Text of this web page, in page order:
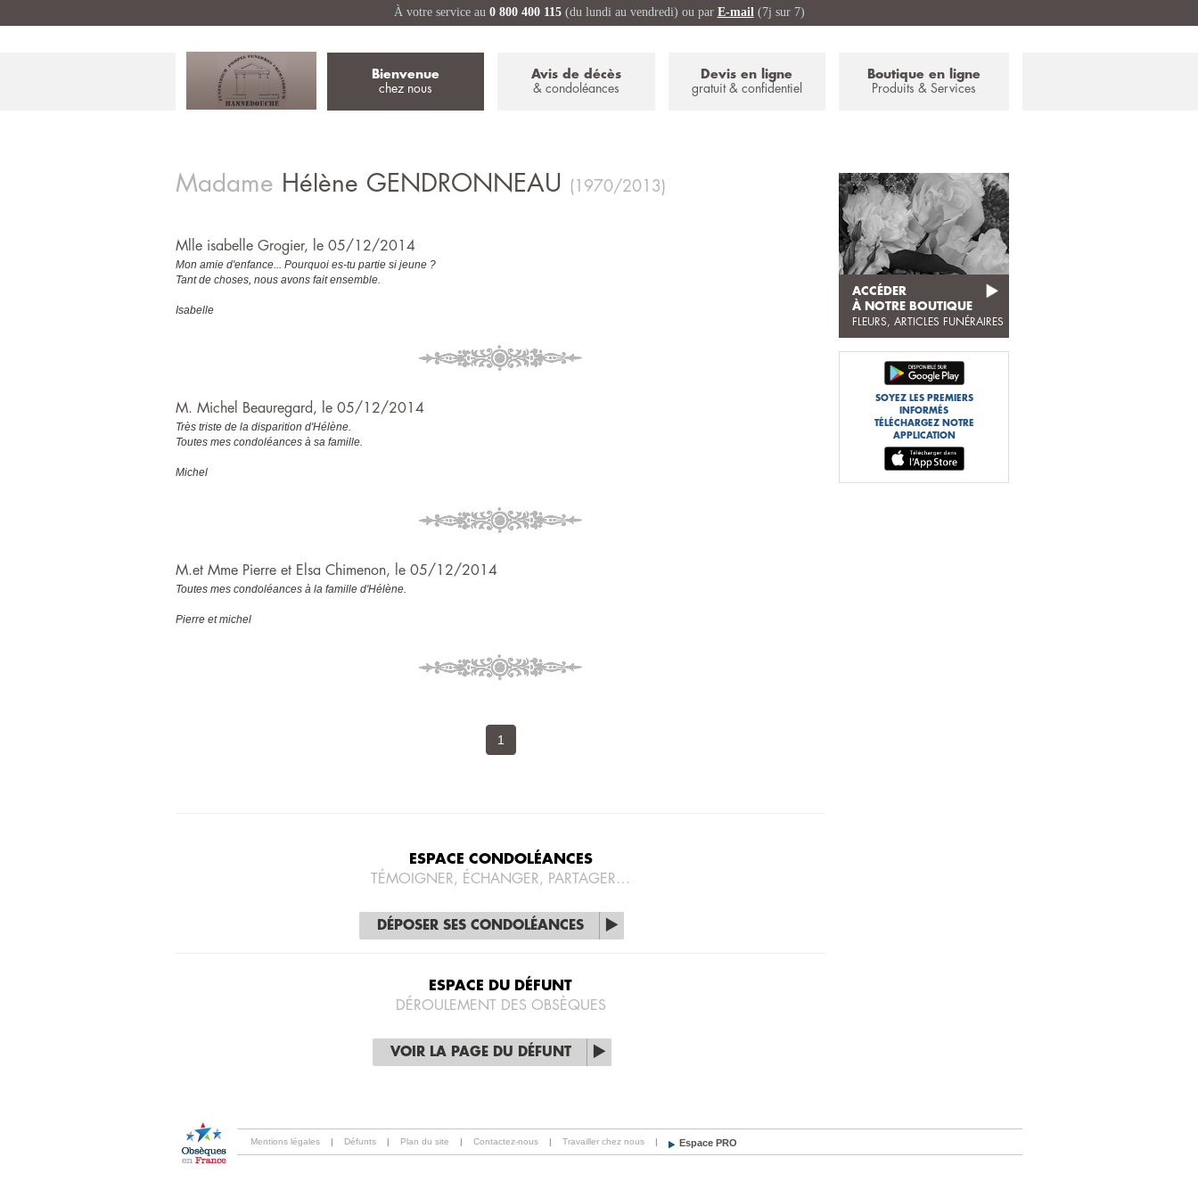
À votre service au 0 800 400 115(du lundi au vendredi) ou par E-mail(7j sur 7)
Bienvenue
chez nous
Avis de décès
& condoléances
Devis en ligne
gratuit & confidentiel
Boutique en ligne
Produits & Services
ACCÉDER
À NOTRE BOUTIQUE
FLEURS, ARTICLES FUNÉRAIRES
SOYEZ LES PREMIERS
INFORMÉS
TÉLÉCHARGEZ NOTRE
APPLICATION
Madame Hélène GENDRONNEAU (1970/2013)
Mlle isabelle Grogier, le 05/12/2014
Mon amie d'enfance... Pourquoi es-tu partie si jeune ?
Tant de choses, nous avons fait ensemble.
Isabelle
M. Michel Beauregard, le 05/12/2014
Très triste de la disparition d'Hélène.
Toutes mes condoléances à sa famille.
Michel
M.et Mme Pierre et Elsa Chimenon, le 05/12/2014
Toutes mes condoléances à la famille d'Hélène.
Pierre et michel
1
ESPACE CONDOLÉANCES
TÉMOIGNER, ÉCHANGER, PARTAGER…
DÉPOSER SES CONDOLÉANCES
ESPACE DU DÉFUNT
DÉROULEMENT DES OBSÈQUES
VOIR LA PAGE DU DÉFUNT
Mentions légales | Défunts | Plan du site | Contactez-nous | Travailler chez nous | Espace PRO